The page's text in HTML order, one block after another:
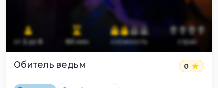
от 2до6 60мин сложность страх
Обитель ведьм 0